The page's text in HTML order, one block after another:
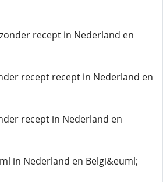
recept in Nederland en
recept recept in Nederland en
recept in Nederland en
in Nederland en Belgi&euml;